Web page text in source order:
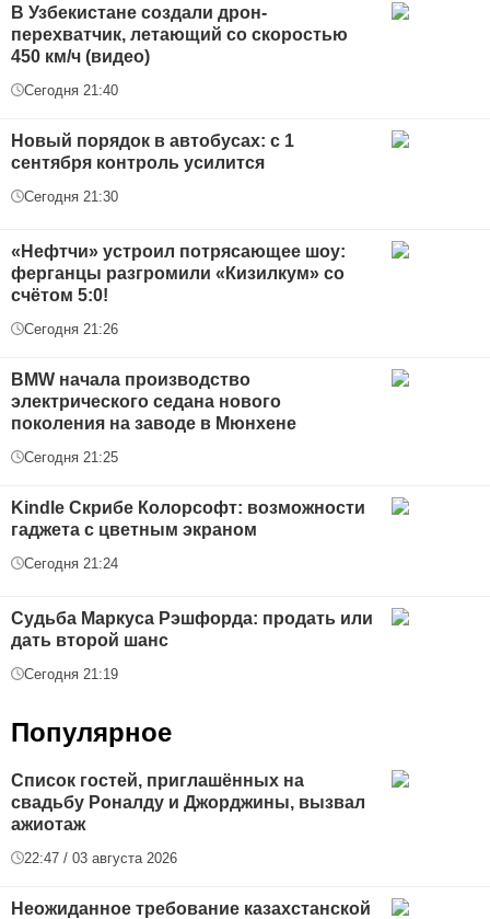
В Узбекистане создали дрон-
перехватчик, летающий со скоростью
450 км/ч (видео)
Сегодня 21:40
Новый порядок в автобусах: с 1
сентября контроль усилится
Сегодня 21:30
«Нефтчи» устроил потрясающее шоу:
ферганцы разгромили «Кизилкум» со
счётом 5:0!
Сегодня 21:26
BMW начала производство
электрического седана нового
поколения на заводе в Мюнхене
Сегодня 21:25
Kindle Скрибе Колорсофт: возможности
гаджета с цветным экраном
Сегодня 21:24
Судьба Маркуса Рэшфорда: продать или
дать второй шанс
Сегодня 21:19
Популярное
Список гостей, приглашённых на
свадьбу Роналду и Джорджины, вызвал
ажиотаж
22:47 / 03 августа 2026
Неожиданное требование казахстанской